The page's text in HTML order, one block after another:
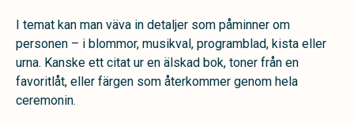
I temat kan man väva in detaljer som påminner om
personen – i blommor, musikval, programblad, kista eller
urna. Kanske ett citat ur en älskad bok, toner från en
favoritlåt, eller färgen som återkommer genom hela
ceremonin.